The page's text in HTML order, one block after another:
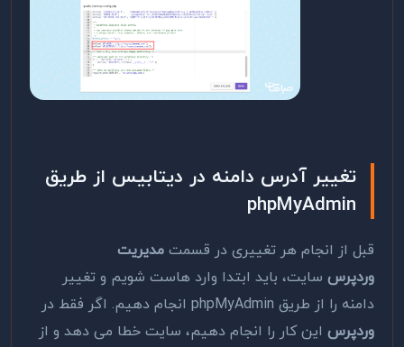
تغییر آدرس دامنه در دیتابیس از طریق
phpMyAdmin
قبل از انجام هر تغییری در قسمت مدیریت
وردپرس سایت، باید ابتدا وارد هاست شویم و تغییر
دامنه را از طریق phpMyAdmin انجام دهیم. اگر فقط در
وردپرس این کار را انجام دهیم، سایت خطا می دهد و از